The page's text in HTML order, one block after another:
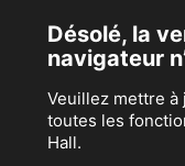
Désolé, la
navigateur
Veuillez mettre
toutes les
Hall.